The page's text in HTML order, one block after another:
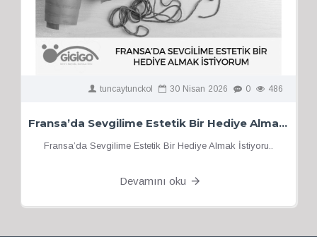
tuncaytunckol 30 Nisan 2026 0 486
Fransa’da Sevgilime Estetik Bir Hediye Almak İstiyorum
Fransa’da Sevgilime Estetik Bir Hediye Almak İstiyoru..
Devamını oku